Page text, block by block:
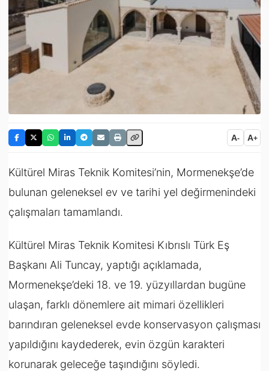
A- A+
Kültürel Miras Teknik Komitesi’nin, Mormenekşe’de
bulunan geleneksel ev ve tarihi yel değirmenindeki
çalışmaları tamamlandı.
Kültürel Miras Teknik Komitesi Kıbrıslı Türk Eş
Başkanı Ali Tuncay, yaptığı açıklamada,
Mormenekşe’deki 18. ve 19. yüzyıllardan bugüne
ulaşan, farklı dönemlere ait mimari özellikleri
barındıran geleneksel evde konservasyon çalışması
yapıldığını kaydederek, evin özgün karakteri
korunarak geleceğe taşındığını söyledi.